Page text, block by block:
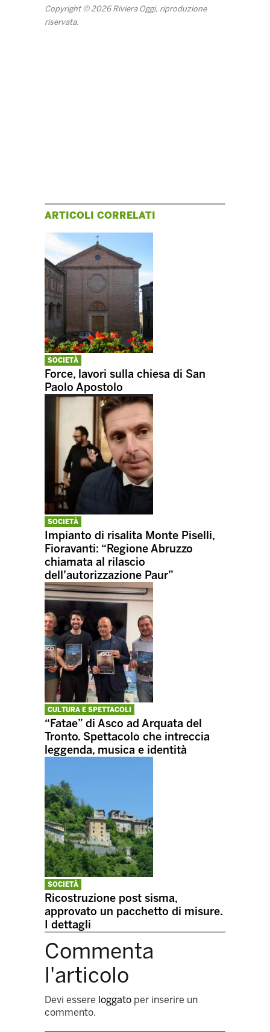
Copyright © 2026 Riviera Oggi, riproduzione
riservata.
ARTICOLI CORRELATI
SOCIETÀ
Force, lavori sulla chiesa di San
Paolo Apostolo
SOCIETÀ
Impianto di risalita Monte Piselli,
Fioravanti: “Regione Abruzzo
chiamata al rilascio
dell’autorizzazione Paur”
CULTURA E SPETTACOLI
“Fatae” di Asco ad Arquata del
Tronto. Spettacolo che intreccia
leggenda, musica e identità
SOCIETÀ
Ricostruzione post sisma,
approvato un pacchetto di misure.
I dettagli
Commenta
l'articolo
Devi essere loggato per inserire un
commento.